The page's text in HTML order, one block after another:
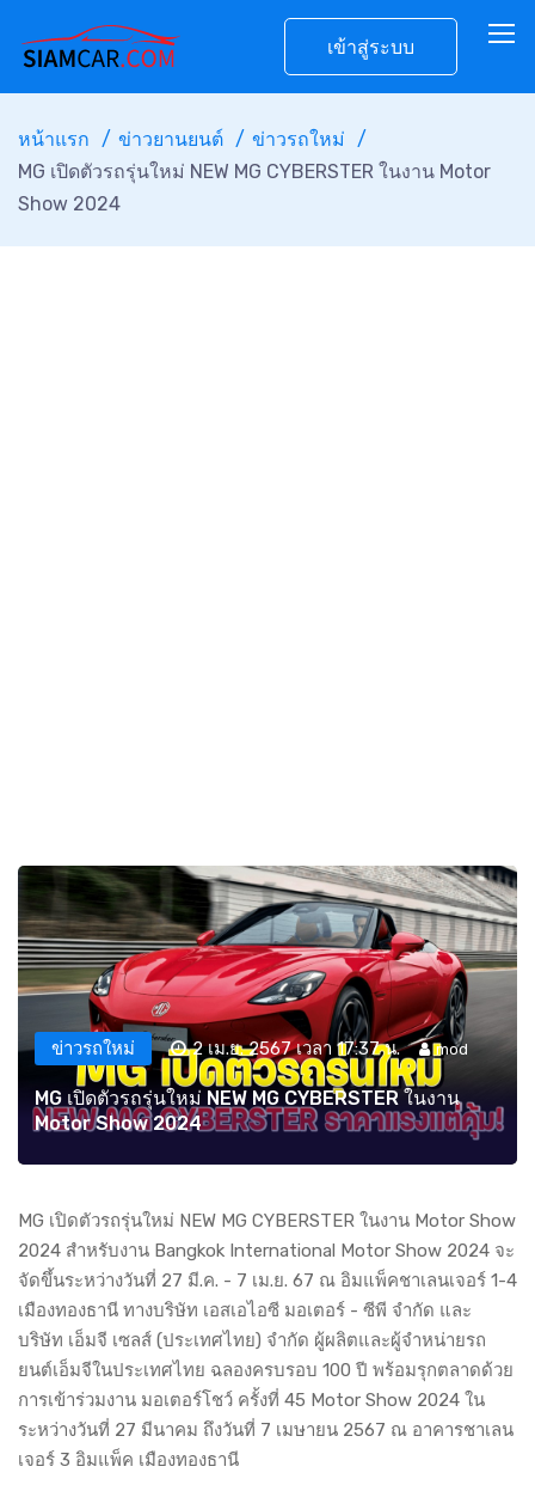
เข้าสู่ระบบ
หน้าแรก ข่าวยานยนต์
ข่าวรถใหม่
MG เปิดตัวรถรุ่นใหม่ NEW MG CYBERSTER ในงาน Motor
Show 2024
ข่าวรถใหม่ 2 เม.ย. 2567 เวลา 17:37 น. mod
MG เปิดตัวรถรุ่นใหม่ NEW MG CYBERSTER ในงาน
Motor Show 2024
MG เปิดตัวรถรุ่นใหม่ NEW MG CYBERSTER ในงาน Motor Show
2024 สำหรับงาน Bangkok International Motor Show 2024 จะ
จัดขึ้นระหว่างวันที่ 27 มี.ค. - 7 เม.ย. 67 ณ อิมแพ็คชาเลนเจอร์ 1-4
เมืองทองธานี ทางบริษัท เอสเอไอซี มอเตอร์ - ซีพี จำกัด และ
บริษัท เอ็มจี เซลส์ (ประเทศไทย) จำกัด ผู้ผลิตและผู้จำหน่ายรถ
ยนต์เอ็มจีในประเทศไทย ฉลองครบรอบ 100 ปี พร้อมรุกตลาดด้วย
การเข้าร่วมงาน มอเตอร์โชว์ ครั้งที่ 45 Motor Show 2024 ใน
ระหว่างวันที่ 27 มีนาคม ถึงวันที่ 7 เมษายน 2567 ณ อาคารชาเลน
เจอร์ 3 อิมแพ็ค เมืองทองธานี